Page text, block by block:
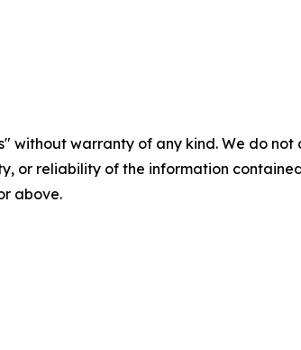
without warranty of any kind. We do
or reliability of the information
above.